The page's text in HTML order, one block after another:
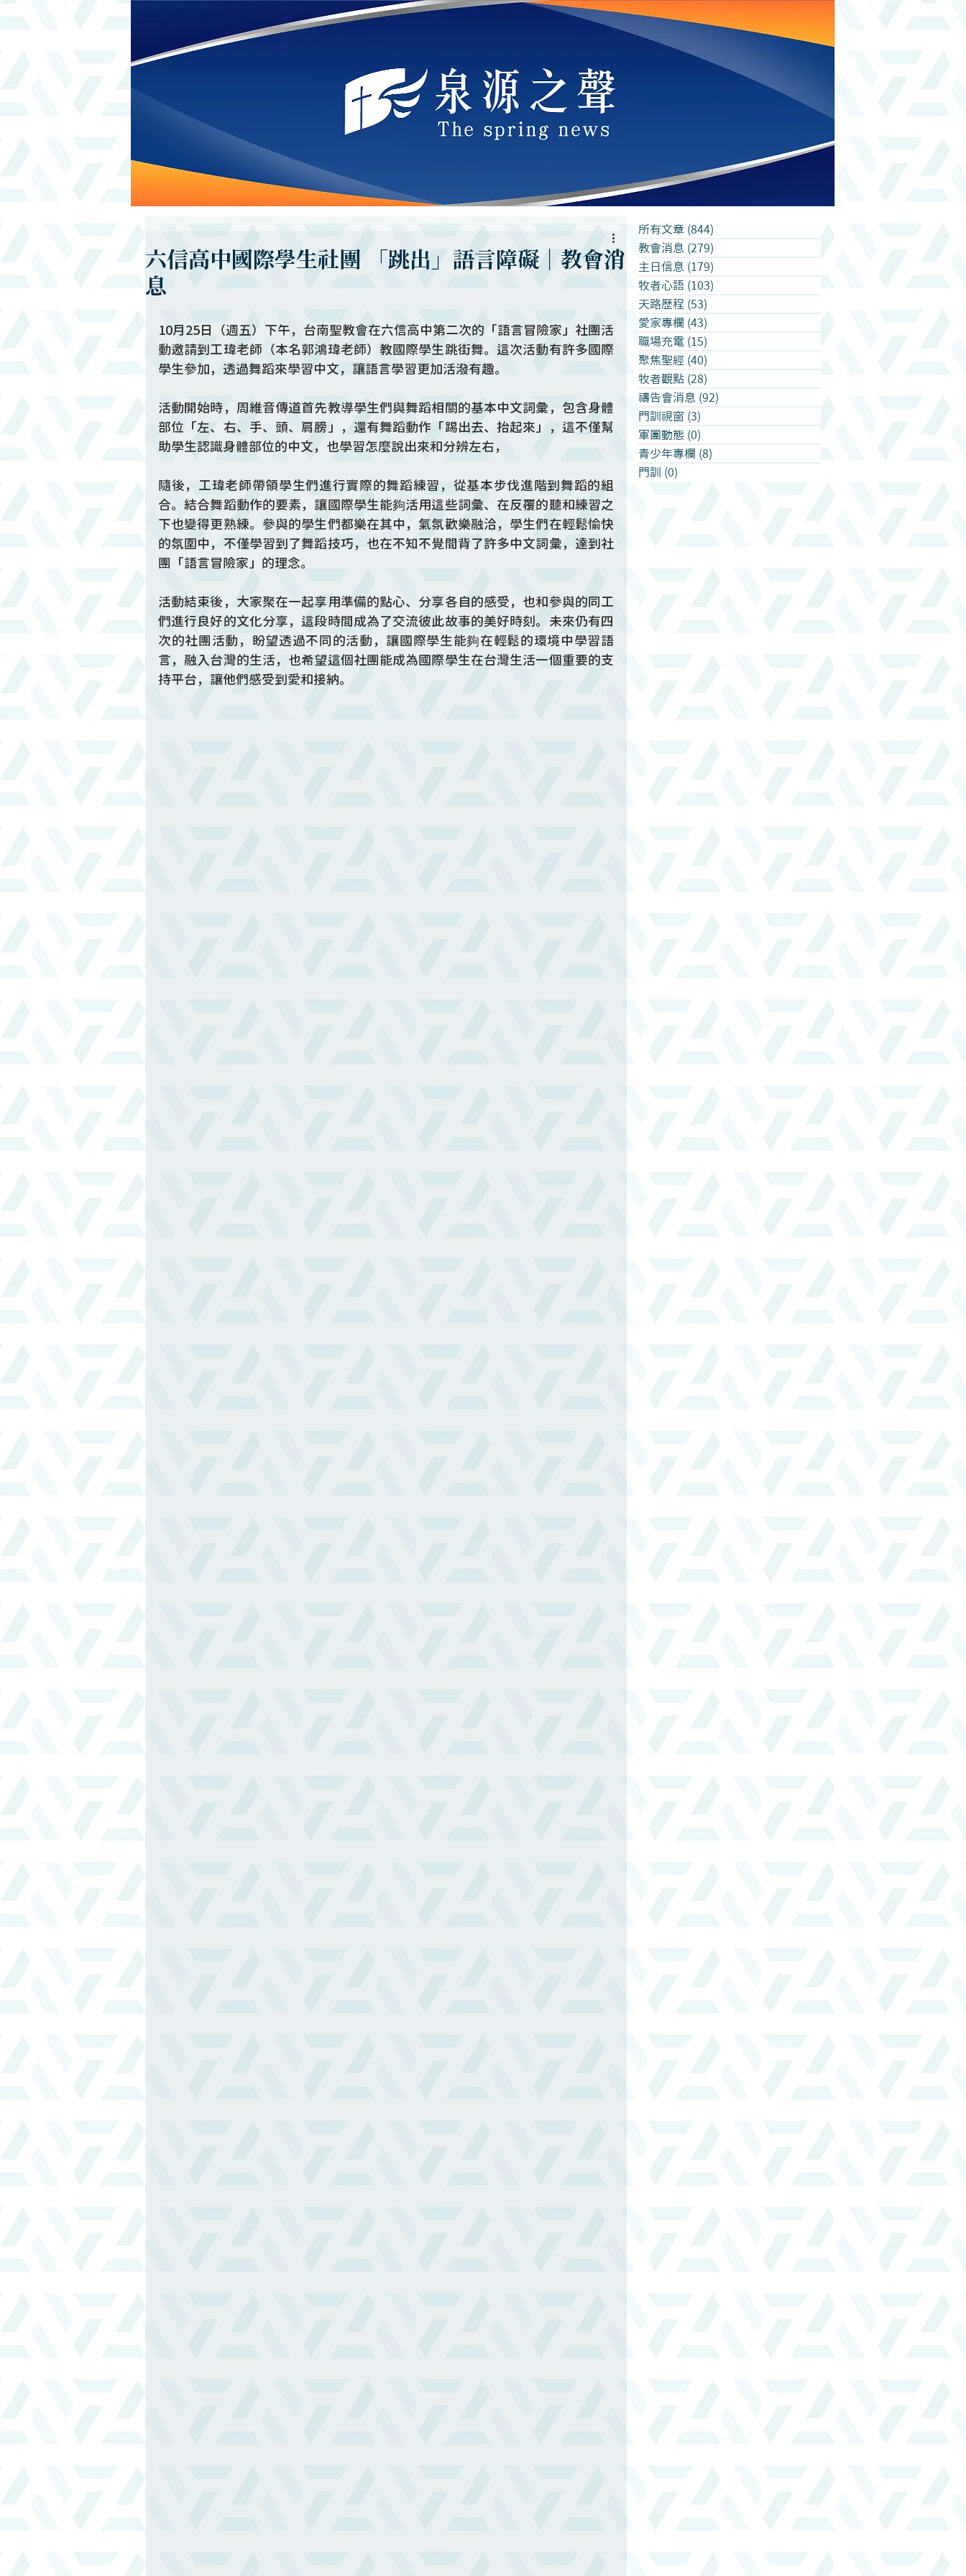
六信高中國際學生社團 「跳出」語言障礙｜教會消
息
10月25日（週五）下午，台南聖教會在六信高中第二次的「語言冒險家」社團活
動邀請到工瑋老師（本名郭鴻瑋老師）教國際學生跳街舞。這次活動有許多國際
學生參加，透過舞蹈來學習中文，讓語言學習更加活潑有趣。
活動開始時，周維音傳道首先教導學生們與舞蹈相關的基本中文詞彙，包含身體
部位「左、右、手、頭、肩膀」，還有舞蹈動作「踢出去、抬起來」，這不僅幫
助學生認識身體部位的中文，也學習怎麼說出來和分辨左右，
隨後，工瑋老師帶領學生們進行實際的舞蹈練習，從基本步伐進階到舞蹈的組
合。結合舞蹈動作的要素，讓國際學生能夠活用這些詞彙、在反覆的聽和練習之
下也變得更熟練。參與的學生們都樂在其中，氣氛歡樂融洽，學生們在輕鬆愉快
的氛圍中，不僅學習到了舞蹈技巧，也在不知不覺間背了許多中文詞彙，達到社
團「語言冒險家」的理念。
活動結束後，大家聚在一起享用準備的點心、分享各自的感受，也和參與的同工
們進行良好的文化分享，這段時間成為了交流彼此故事的美好時刻。未來仍有四
次的社團活動，盼望透過不同的活動，讓國際學生能夠在輕鬆的環境中學習語
言，融入台灣的生活，也希望這個社團能成為國際學生在台灣生活一個重要的支
持平台，讓他們感受到愛和接納。
所有文章 (844)
教會消息 (279)
主日信息 (179)
牧者心語 (103)
天路歷程 (53)
愛家專欄 (43)
職場充電 (15)
聚焦聖經 (40)
牧者觀點 (28)
禱告會消息 (92)
門訓視窗 (3)
軍團動態 (0)
青少年專欄 (8)
門訓
(0)